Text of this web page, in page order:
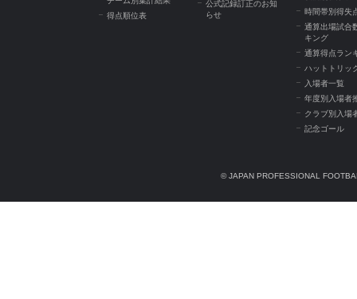
得点順位表
公式記録訂正のお知
らせ
時間帯別得失
通算出場試合
キング
通算得点ラン
ハットトリッ
入場者一覧
年度別入場者
クラブ別入場
記念ゴール
© JAPAN PROFESSIONAL